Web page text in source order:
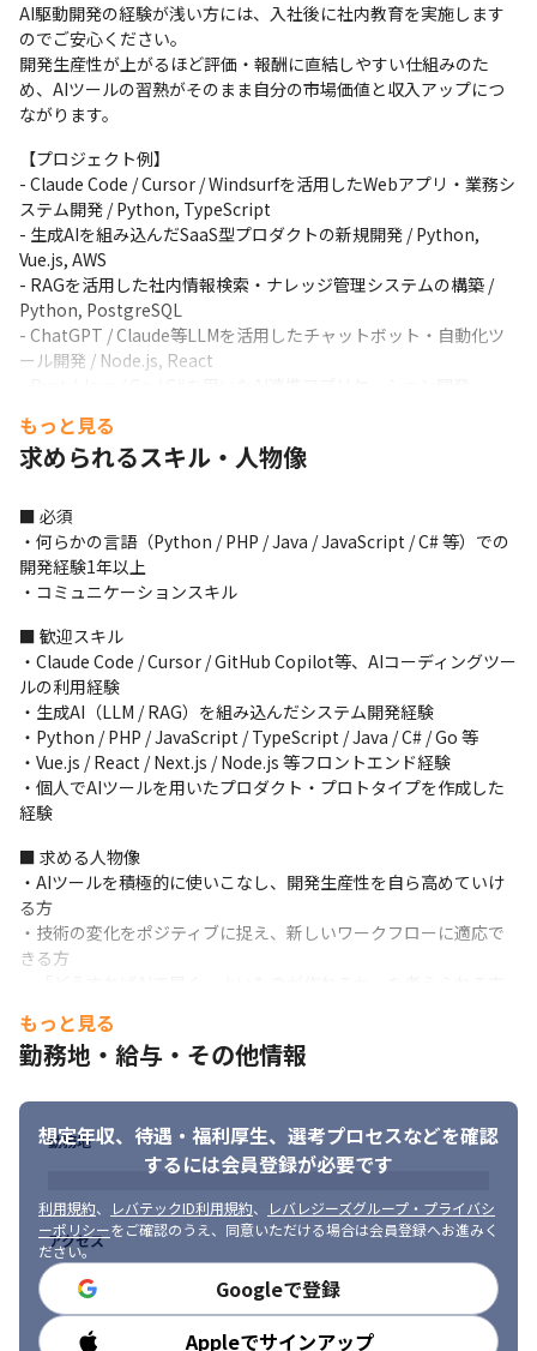
AI駆動開発の経験が浅い方には、入社後に社内教育を実施します
のでご安心ください。
開発生産性が上がるほど評価・報酬に直結しやすい仕組みのた
め、AIツールの習熟がそのまま自分の市場価値と収入アップにつ
ながります。
【プロジェクト例】
- Claude Code / Cursor / Windsurfを活用したWebアプリ・業務シ
ステム開発 / Python, TypeScript
- 生成AIを組み込んだSaaS型プロダクトの新規開発 / Python,
Vue.js, AWS
- RAGを活用した社内情報検索・ナレッジ管理システムの構築 /
Python, PostgreSQL
- ChatGPT / Claude等LLMを活用したチャットボット・自動化ツ
ール開発 / Node.js, React
※ご状況によっては、これまでのご経験を活かせる開発プロジェ
クトから参画していただく場合もございます。
もっと見る
求められるスキル・人物像
■ 必須
・何らかの言語（Python / PHP / Java / JavaScript / C# 等）での
開発経験1年以上
・コミュニケーションスキル
■ 歓迎スキル
・Claude Code / Cursor / GitHub Copilot等、AIコーディングツー
ルの利用経験
・生成AI（LLM / RAG）を組み込んだシステム開発経験
・Python / PHP / JavaScript / TypeScript / Java / C# / Go 等
・Vue.js / React / Next.js / Node.js 等フロントエンド経験
・個人でAIツールを用いたプロダクト・プロトタイプを作成した
経験
■ 求める人物像
・AIツールを積極的に使いこなし、開発生産性を自ら高めていけ
る方
・技術の変化をポジティブに捉え、新しいワークフローに適応で
きる方
・マネジメント経験を活かし、上流工程や組織づくりでさらに成
長したい方
もっと見る
勤務地・給与・その他情報
想定年収、待遇・福利厚生、 選考プロセスなどを確認
するには会員登録が必要です
利用規約、 レバテックID利用規約、
レバレジーズグループ・プライバシ
ーポリシーをご確認のうえ、同意いただける場合は会員登録へお進みく
ださい。
Googleで登録
Appleでサインアップ
勤務地
アクセス
勤務時間